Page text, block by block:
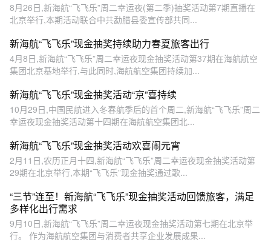
8月26日,新海航“飞飞乐”周二幸运夜(第二季)抽奖活动第7期直播在
北京举行,本期活动联合中共勐腊县委宣传部共同...
新海航“飞飞乐”现金抽奖持续助力春夏旅客出行
4月8日,新海航“飞飞乐”周二幸运夜现金抽奖活动第37期在海航航空
集团北京基地举行,与此同时,海航航空集团持续加...
新海航“飞飞乐”现金抽奖活动“京”喜持续
10月29日,中国民航进入冬春航季后的首个周二,新海航“飞飞乐”周二
幸运夜现金抽奖活动第十四期在海航航空集团北...
新海航“飞飞乐”现金抽奖活动欢喜闹元宵
2月11日,农历正月十四,新海航“飞飞乐”周二幸运夜现金抽奖活动第
29期在北京举行,本期“飞飞乐”现金抽奖通过歌...
“三节”连至！新海航“飞飞乐”现金抽奖活动回馈旅客，满足
多样化出行需求
9月10日,新海航“飞飞乐”周二幸运夜现金抽奖活动第七期在北京举
行。 作为海航航空集团与消费者共享企业发展成果...